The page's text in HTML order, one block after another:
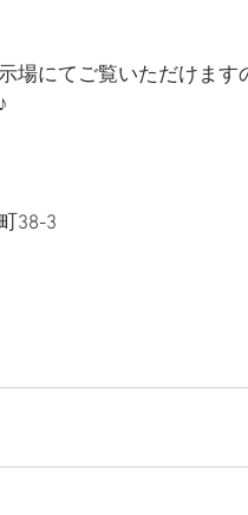
場にてご覧いただけま
38-3